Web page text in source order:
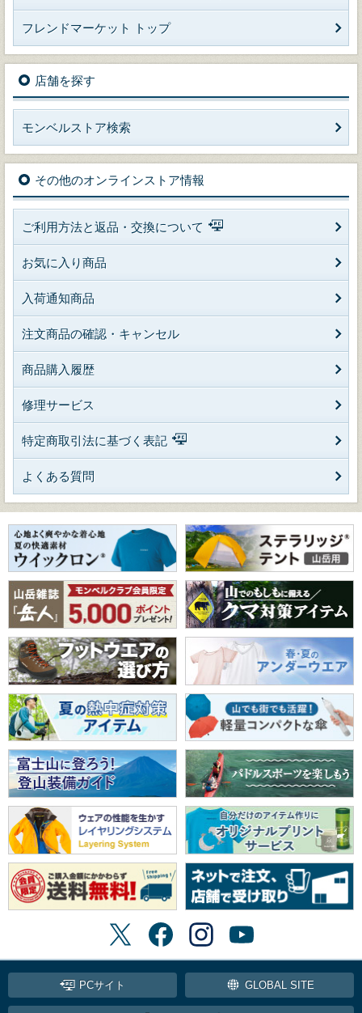
フレンドマーケット トップ
店舗を探す
モンベルストア検索
その他のオンラインストア情報
ご利用方法と返品・交換について
お気に入り商品
入荷通知商品
注文商品の確認・キャンセル
商品購入履歴
修理サービス
特定商取引法に基づく表記
よくある質問
PCサイト GLOBAL SITE